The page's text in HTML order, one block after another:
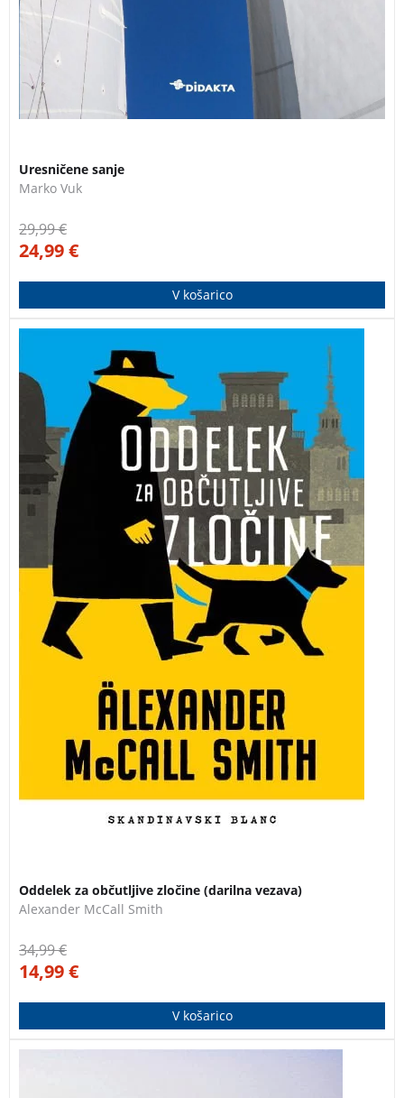
Uresničene sanje
Marko Vuk
29,99€
24,99€
V košarico
Detektiv Ulf Varg, zaposlen na malmöjskem Oddelku
za občutljive zločine, kjer obravnavajo najbolj
nenavadne primere na Švedskem, se v prvem delu
humorne detektivske serije skupaj s svojimi sodelavci
sooči kar s tremi občutljivimi primeri, ki vključujejo vse
od vboda na nenavadnem mestu pa do srhljivega
nočnega dogajanja v obmorskem letovišču.
Oddelek za občutljive zločine (darilna vezava)
Alexander McCall Smith
34,99€
14,99€
V košarico